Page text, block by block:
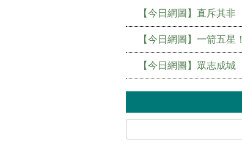
【今日網圖】直斥其非
【今日網圖】一箭五星！
【今日網圖】眾志成城